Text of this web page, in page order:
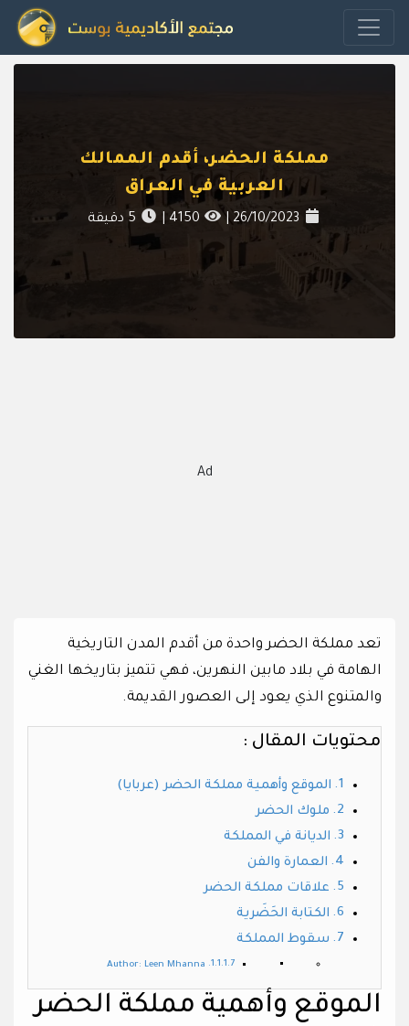
مملكة الحضر، أقدم الممالك
العربية في العراق
26/10/2023
|
5 دقيقة
Ad
تعد مملكة الحضر واحدة من أقدم المدن التاريخية
الهامة في بلاد مابين النهرين، فهي تتميز بتاريخها الغني
والمتنوع الذي يعود إلى العصور القديمة.
محتويات المقال :
الموقع وأهمية مملكة الحضر (عربايا)
ملوك الحضر
الديانة في المملكة
العمارة والفن
علاقات مملكة الحضر
الكتابة الحَضَرية
سقوط المملكة
Author: Leen Mhanna
الموقع وأهمية مملكة الحضر